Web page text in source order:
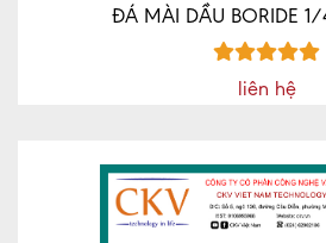
ĐÁ MÀI DẦU BORIDE
liên hệ